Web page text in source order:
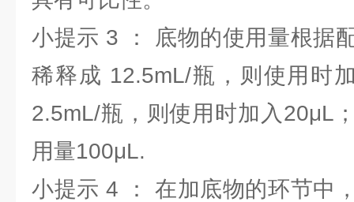
小提示 3 ： 底物的使用量根据
稀释成 12.5mL/瓶，则使用时
2.5mL/瓶，则使用时加入20μL
用量100μL.
小提示 4 ： 在加底物的环节中